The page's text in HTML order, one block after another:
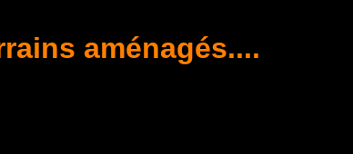
aménagés....